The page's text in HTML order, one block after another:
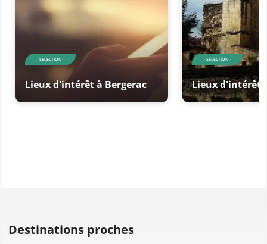
- SELECTION -
Lieux d'intérêt à Bergerac
- SELECTION -
Lieux d'intérêt
Destinations proches